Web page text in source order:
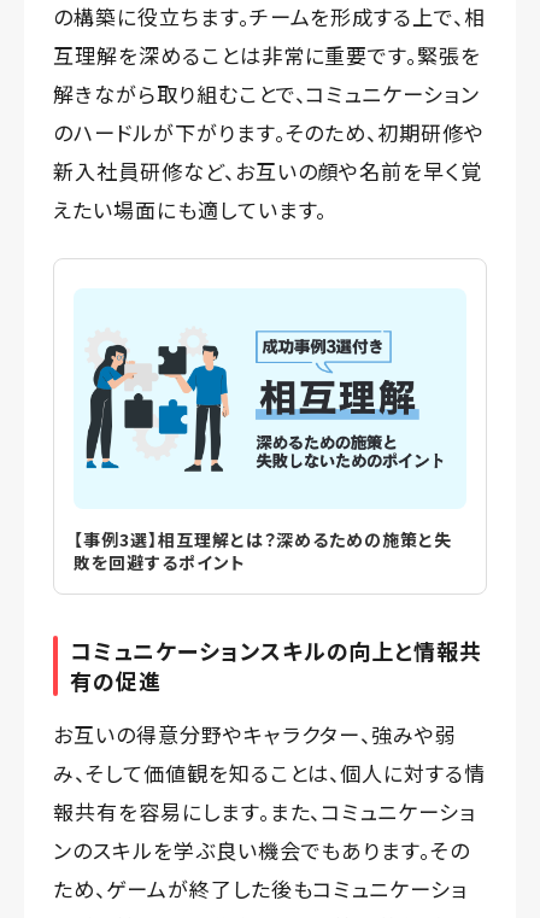
の構築に役立ちます。チームを形成する上で、相
互理解を深めることは非常に重要です。緊張を
解きながら取り組むことで、コミュニケーション
のハードルが下がります。そのため、初期研修や
新入社員研修など、お互いの顔や名前を早く覚
えたい場面にも適しています。
【事例3選】相互理解とは？深めるための施策と失
敗を回避するポイント
コミュニケーションスキルの向上と情報共
有の促進
お互いの得意分野やキャラクター、強みや弱
み、そして価値観を知ることは、個人に対する情
報共有を容易にします。また、コミュニケーショ
ンのスキルを学ぶ良い機会でもあります。その
ため、ゲームが終了した後もコミュニケーショ